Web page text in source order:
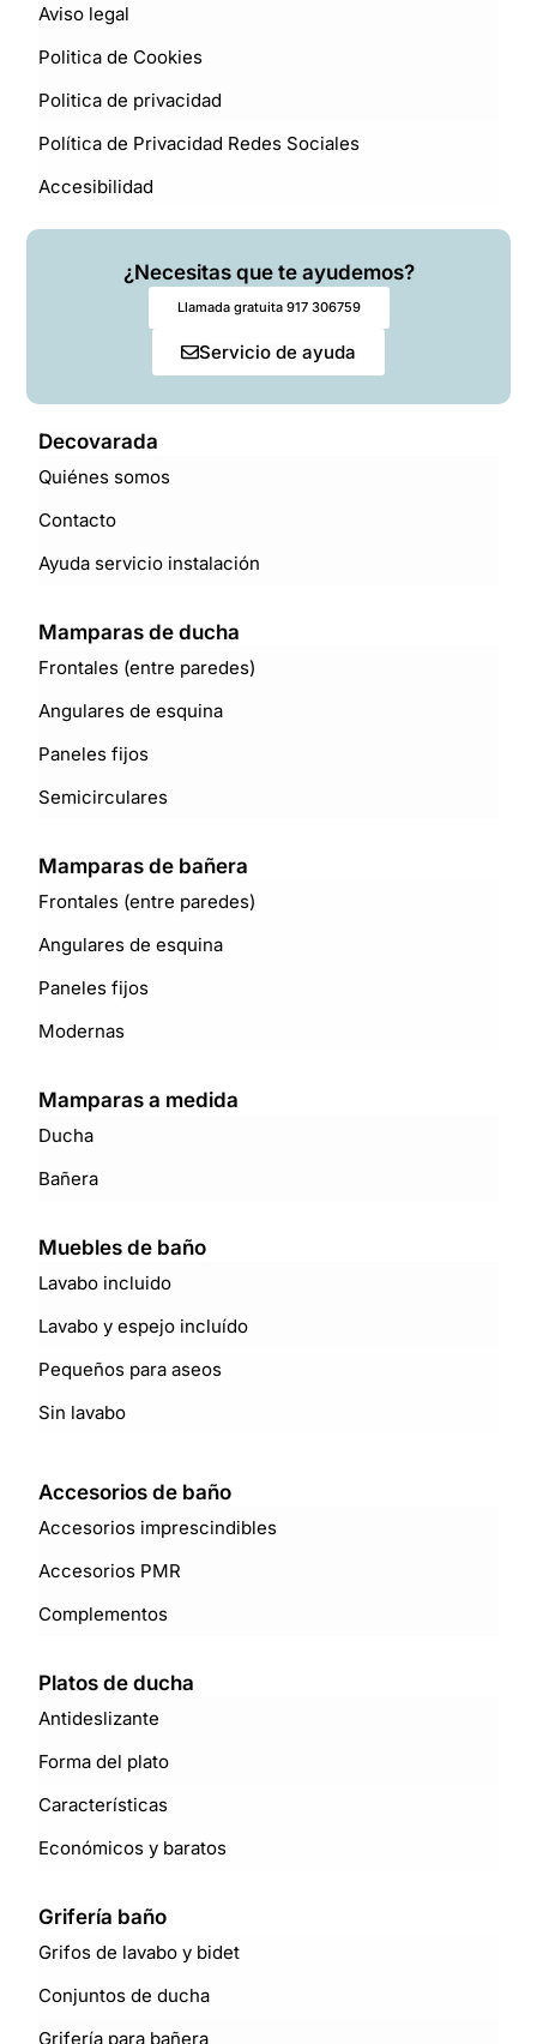
Aviso legal
Politica de Cookies
Politica de privacidad
Política de Privacidad Redes Sociales
Accesibilidad
¿Necesitas que te ayudemos?
Llamada gratuita 917 306759
Servicio de ayuda
Decovarada
Quiénes somos
Contacto
Ayuda servicio instalación
Mamparas de ducha
Frontales (entre paredes)
Angulares de esquina
Paneles fijos
Semicirculares
Mamparas de bañera
Frontales (entre paredes)
Angulares de esquina
Paneles fijos
Modernas
Mamparas a medida
Ducha
Bañera
Muebles de baño
Lavabo incluido
Lavabo y espejo incluído
Pequeños para aseos
Sin lavabo
Accesorios de baño
Accesorios imprescindibles
Accesorios PMR
Complementos
Platos de ducha
Antideslizante
Forma del plato
Características
Económicos y baratos
Grifería baño
Grifos de lavabo y bidet
Conjuntos de ducha
Grifería para bañera